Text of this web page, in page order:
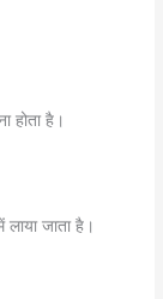
होता है।
जाता है।